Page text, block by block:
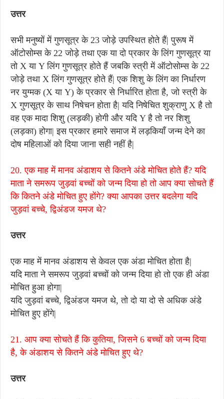
उत्तर
सभी मनुष्यों में गुणसूत्र के 23 जोड़े उपस्थित होते हैं| पुरूष में
ऑटोसोम्स के 22 जोड़े तथा एक या दो प्रकार के लिंग गुणसूत्र या
तो X या Y लिंग गुणसूत्र होते हैं जबकि स्त्री में ऑटोसोम्स के 22
जोड़े तथा X लिंग गुणसूत्र होते हैं| एक शिशु के लिंग का निर्धारण
नर युग्मक (X या Y) के प्रकार से निर्धारित होता है, जो स्त्री के
X गुणसूत्र के साथ निषेचन होता है| यदि निषेचित शुक्राणु X है तो
वह एक मादा शिशु (लड़की) होगी और यदि Y है तो नर शिशु
(लड़का) होगा| इस प्रकार हमारे समाज में लड़कियाँ जन्म देने का
दोष महिलाओं को दिया जाना सही नहीं है|
20. एक माह में मानव अंडाशय से कितने अंडे मोचित होते हैं? यदि
माता ने समरूप जुड़वां बच्चों को जन्म दिया हो तो आप क्या सोचते हैं
कि कितने अंडे मोचित हुए होंगे? क्या आपका उत्तर बदलेगा यदि
जुड़वां बच्चे, द्विअंडज यमज थे?
उत्तर
एक माह में मानव अंडाशय से केवल एक अंडा मोचित होता है|
यदि माता ने समरूप जुड़वां बच्चों को जन्म दिया हो तो एक ही अंडा
मोचित हुआ होगा|
यदि जुड़वां बच्चे, द्विअंडज यमज थे, तो दो या दो से अधिक अंडे
मोचित हुए होंगे|
21. आप क्या सोचते हैं कि कुतिया, जिसने 6 बच्चों को जन्म दिया
है, के अंडाशय से कितने अंडे मोचित हुए थे?
उत्तर